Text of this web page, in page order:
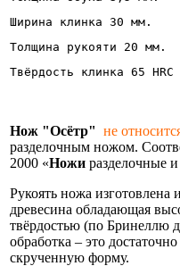
Ширина клинка 30 мм.
Толщина рукояти 20 мм.
Твёрдость клинка 65 HRC
Нож "Осётр" не
разделочным ножом.
2000 «Ножи разделочные
Рукоять ножа изготовлена
древесина обладающая
твёрдостью (по Бринеллю
обработка – это
скрученную форму.